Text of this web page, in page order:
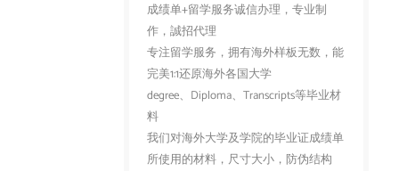
成绩单+留学服务诚信办理，专业制
作，誠招代理
专注留学服务，拥有海外样板无数，能
完美1:1还原海外各国大学
degree、Diploma、Transcripts等毕业材
料
我们对海外大学及学院的毕业证成绩单
所使用的材料，尺寸大小，防伪结构